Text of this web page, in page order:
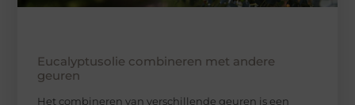
Eucalyptusolie combineren met andere
geuren
Het combineren van verschillende geuren is een